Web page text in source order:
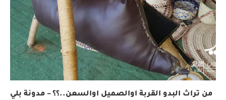
من تراث البدو القربة اوالصميل اوالسعن..؟؟ – مدونة بلي